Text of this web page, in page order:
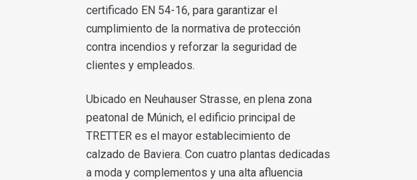
certificado EN 54-16, para garantizar el
cumplimiento de la normativa de protección
contra incendios y reforzar la seguridad de
clientes y empleados.
Ubicado en Neuhauser Strasse, en plena zona
peatonal de Múnich, el edificio principal de
TRETTER es el mayor establecimiento de
calzado de Baviera. Con cuatro plantas dedicadas
a moda y complementos y una alta afluencia